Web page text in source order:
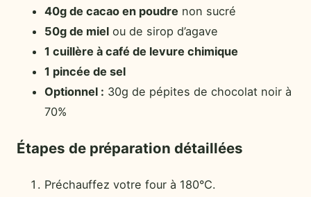
40g de cacao en poudre non sucré
50g de miel ou de sirop d’agave
1 cuillère à café de levure chimique
1 pincée de sel
Optionnel : 30g de pépites de chocolat noir à
70%
Étapes de préparation détaillées
Préchauffez votre four à 180°C.